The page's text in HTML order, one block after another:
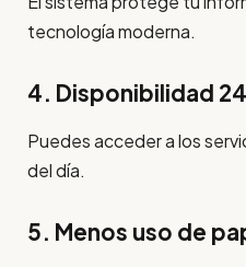
tecnología moderna.
4. Disponibilidad
Puedes acceder a los
del día.
5. Menos uso de